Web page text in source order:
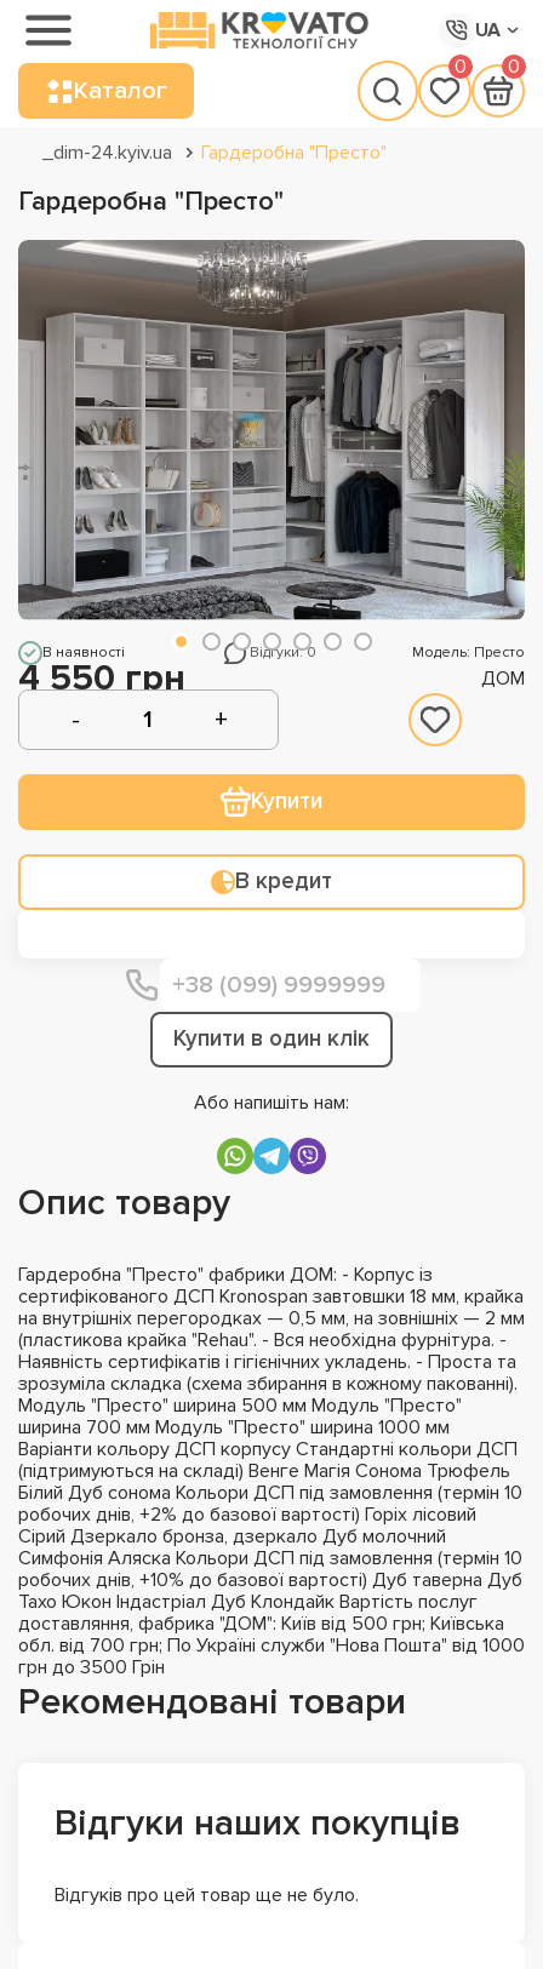
UA
Каталог
0 0
_dim-24.kyiv.ua Гардеробна "Престо"
Гардеробна "Престо"
В наявності Відгуки: 0 Модель: Престо
4 550 грн ДОМ
Купити
В кредит
Купити в один клік
Або напишіть нам:
Опис товару
Гардеробна "Престо" фабрики ДОМ: - Корпус із
сертифікованого ДСП Kronospan завтовшки 18 мм, крайка
на внутрішніх перегородках — 0,5 мм, на зовнішніх — 2 мм
(пластикова крайка "Rehau". - Вся необхідна фурнітура. -
Наявність сертифікатів і гігієнічних укладень. - Проста та
зрозуміла складка (схема збирання в кожному пакованні).
Модуль "Престо" ширина 500 мм Модуль "Престо"
ширина 700 мм Модуль "Престо" ширина 1000 мм
Варіанти кольору ДСП корпусу Стандартні кольори ДСП
(підтримуються на складі) Венге Магія Сонома Трюфель
Білий Дуб сонома Кольори ДСП під замовлення (термін 10
робочих днів, +2% до базової вартості) Горіх лісовий
Сірий Дзеркало бронза, дзеркало Дуб молочний
Симфонія Аляска Кольори ДСП під замовлення (термін 10
робочих днів, +10% до базової вартості) Дуб таверна Дуб
Тахо Юкон Індастріал Дуб Клондайк Вартість послуг
доставляння, фабрика "ДОМ": Київ від 500 грн; Київська
обл. від 700 грн; По Україні служби "Нова Пошта" від 1000
грн до 3500 Грін
Рекомендовані товари
Відгуки наших покупців
Відгуків про цей товар ще не було.